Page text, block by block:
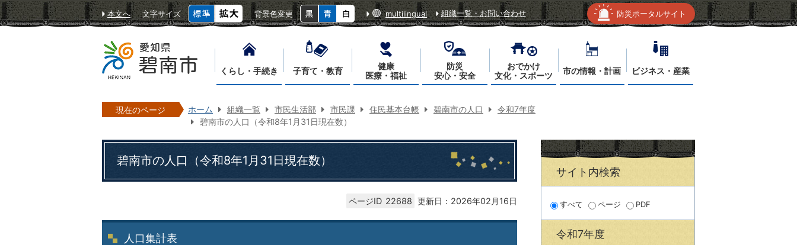
本文へ 文字サイズ 背景色変更 multilingual 組織一覧・お問い合わせ 防災ポータルサイト
くらし・手続き 子育て・教育
健康
医療・福祉
防災
安心・安全
おでかけ
文化・スポーツ
市の情報・計画 ビジネス・産業
現在のページ ホーム 組織一覧 市民生活部 市民課 住民基本台帳 碧南市の人口
令和7年度
碧南市の人口（令和8年1月31日現在数）
碧南市の人口（令和8年1月31日現在数）
ページID 22688 更新日：2026年02月16日
人口集計表
サイト内検索
すべて ページ PDF
令和7年度